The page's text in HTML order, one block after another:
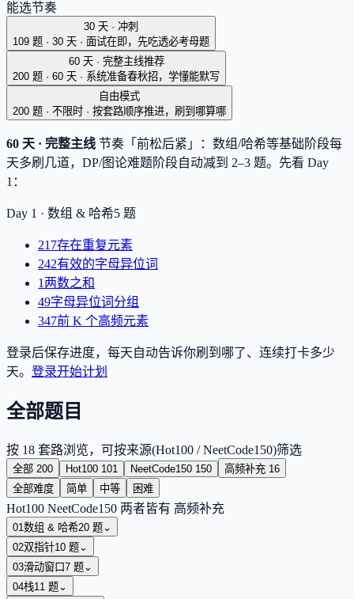
能选节奏
30 天 · 冲刺
109 题 · 30 天 · 面试在即，先吃透必考母题
60 天 · 完整主线推荐
200 题 · 60 天 · 系统准备春秋招，学懂能默写
自由模式
200 题 · 不限时 · 按套路顺序推进，刷到哪算哪
60 天 · 完整主线 节奏「前松后紧」：数组/哈希等基础阶段每
天多刷几道，DP/图论难题阶段自动减到 2–3 题。先看 Day
1：
Day 1 · 数组 & 哈希5 题
217存在重复元素
242有效的字母异位词
1 两数之和
49字母异位词分组
347前 K 个高频元素
登录后保存进度，每天自动告诉你刷到哪了、连续打卡多少
天。 登录开始计划
全部题目
按 18 套路浏览，可按来源(Hot100 / NeetCode150)筛选
全部 200 Hot100 101 NeetCode150 150 高频补充 16
全部难度
简单 中等 困难
Hot100 NeetCode150 两者皆有 高频补充
01 数组 & 哈希20 题 ⌄
02双指针10 题 ⌄
03滑动窗口7 题 ⌄
04栈11 题 ⌄